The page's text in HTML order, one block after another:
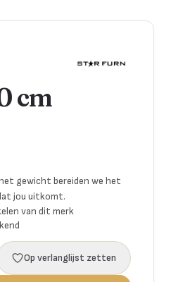
cm
gewicht bereiden we het
jou uitkomt.
van dit merk
Op verlanglijst zetten